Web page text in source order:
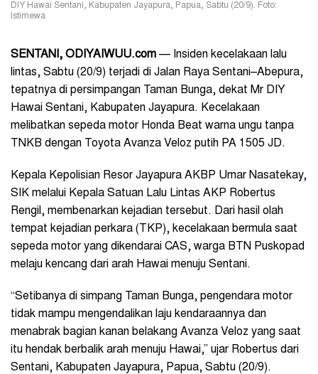
DIY Hawai Sentani, Kabupaten Jayapura, Papua, Sabtu (20/9). Foto:
Istimewa
SENTANI, ODIYAIWUU.com — Insiden kecelakaan lalu
lintas, Sabtu (20/9) terjadi di Jalan Raya Sentani–Abepura,
tepatnya di persimpangan Taman Bunga, dekat Mr DIY
Hawai Sentani, Kabupaten Jayapura. Kecelakaan
melibatkan sepeda motor Honda Beat warna ungu tanpa
TNKB dengan Toyota Avanza Veloz putih PA 1505 JD.
Kepala Kepolisian Resor Jayapura AKBP Umar Nasatekay,
SIK melalui Kepala Satuan Lalu Lintas AKP Robertus
Rengil, membenarkan kejadian tersebut. Dari hasil olah
tempat kejadian perkara (TKP), kecelakaan bermula saat
sepeda motor yang dikendarai CAS, warga BTN Puskopad
melaju kencang dari arah Hawai menuju Sentani.
“Setibanya di simpang Taman Bunga, pengendara motor
tidak mampu mengendalikan laju kendaraannya dan
menabrak bagian kanan belakang Avanza Veloz yang saat
itu hendak berbalik arah menuju Hawai,” ujar Robertus dari
Sentani, Kabupaten Jayapura, Papua, Sabtu (20/9).